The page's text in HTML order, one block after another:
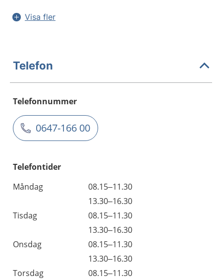
Visa fler
Telefon
Telefonnummer
0647-166 00
Telefontider
Måndag
08.15–11.30
13.30–16.30
Tisdag
08.15–11.30
13.30–16.30
Onsdag
08.15–11.30
13.30–16.30
Torsdag
08.15–11.30